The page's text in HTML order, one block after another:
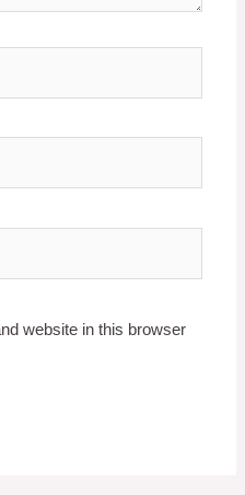
website in this browser